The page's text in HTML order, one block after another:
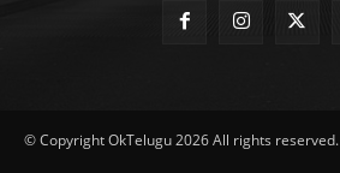
© Copyright OkTelugu 2026 All rights reserved.